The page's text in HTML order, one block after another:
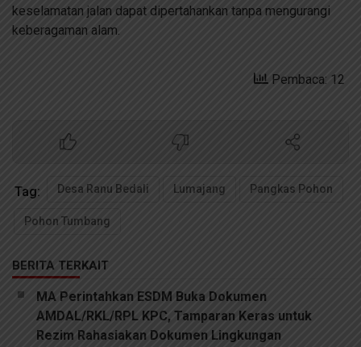
keselamatan jalan dapat dipertahankan tanpa mengurangi
keberagaman alam.
Pembaca: 12
Tag: Desa Ranu Bedali Lumajang Pangkas Pohon
Pohon Tumbang
BERITA TERKAIT
MA Perintahkan ESDM Buka Dokumen
AMDAL/RKL/RPL KPC, Tamparan Keras untuk
Rezim Rahasiakan Dokumen Lingkungan